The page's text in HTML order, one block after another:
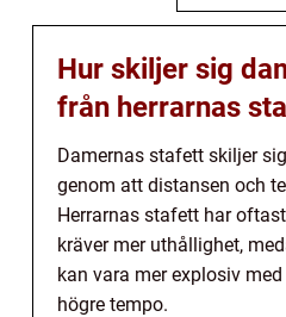
Hur skiljer sig
från herrarnas
Damernas stafett skiljer
genom att distansen och
Herrarnas stafett har
kräver mer uthållighet,
kan vara mer explosiv
högre tempo.